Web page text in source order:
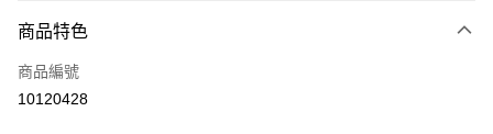
信用卡一次付款
超商取貨付款
商品特色
商品編號
10120428